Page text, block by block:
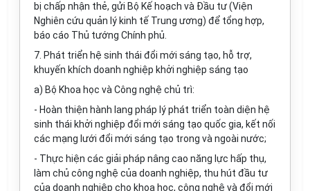
bị chấp nhận thẻ, gửi Bộ Kế hoạch và Đầu tư (Viện
Nghiên cứu quản lý kinh tế Trung ương) để tổng hợp,
báo cáo Thủ tướng Chính phủ.
7. Phát triển hệ sinh thái đổi mới sáng tạo, hỗ trợ,
khuyến khích doanh nghiệp khởi nghiệp sáng tạo
a) Bộ Khoa học và Công nghệ chủ trì:
- Hoàn thiện hành lang pháp lý phát triển toàn diện hệ
sinh thái khởi nghiệp đổi mới sáng tạo quốc gia, kết nối
các mạng lưới đổi mới sáng tạo trong và ngoài nước;
- Thực hiện các giải pháp nâng cao năng lực hấp thụ,
làm chủ công nghệ của doanh nghiệp, thu hút đầu tư
của doanh nghiệp cho khoa học, công nghệ và đổi mới